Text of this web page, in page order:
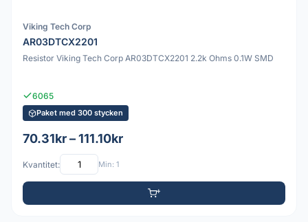
Viking Tech Corp
AR03DTCX2201
Resistor Viking Tech Corp AR03DTCX2201 2.2k Ohms 0.1W SMD
6065
Paket med 300 stycken
70.31kr – 111.10kr
Kvantitet: Min: 1